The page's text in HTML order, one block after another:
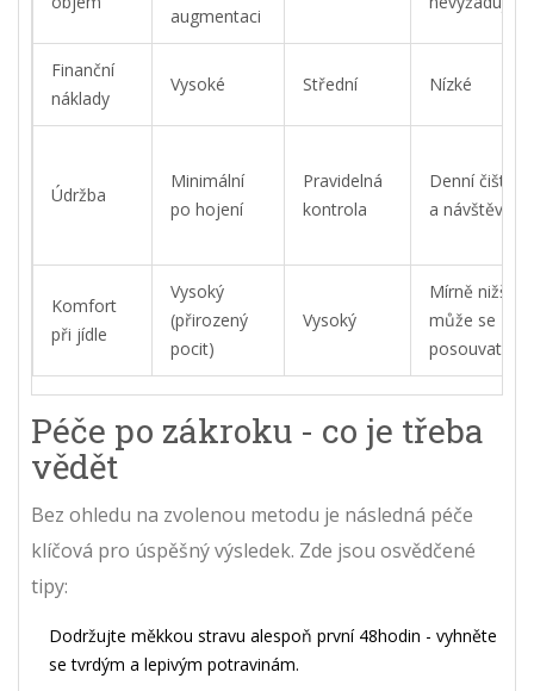
augmentaci
Finanční
náklady
Vysoké Střední Nízké
Údržba
Minimální
po hojení
Pravidelná
kontrola
Denní čištění
a návštěvy
Komfort
při jídle
Vysoký
(přirozený
pocit)
Vysoký
Mírně nižší -
může se
posouvat
Péče po zákroku - co je třeba
vědět
Bez ohledu na zvolenou metodu je následná péče
klíčová pro úspěšný výsledek. Zde jsou osvědčené
tipy:
Dodržujte měkkou stravu alespoň první 48hodin - vyhněte
se tvrdým a lepivým potravinám.